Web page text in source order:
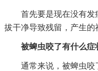
首先要是现在没有
拔干净导致残留，产生的
被蜱虫咬了有什么症
通常来说，被蜱虫